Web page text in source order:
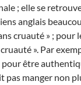
; elle se
anglais
cruauté » ; pour
». Par
pour être
pas manger non